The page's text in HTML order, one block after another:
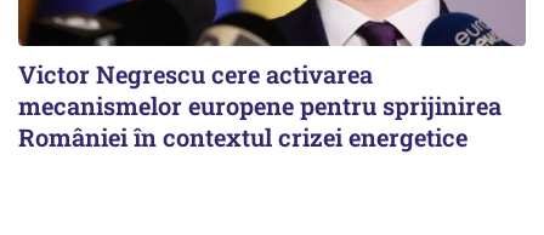
Victor Negrescu cere activarea
mecanismelor europene pentru sprijinirea
României în contextul crizei energetice